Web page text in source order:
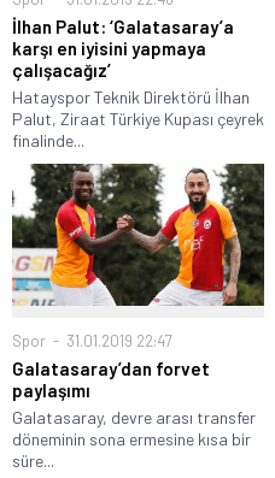
İlhan Palut: ‘Galatasaray’a
karşı en iyisini yapmaya
çalışacağız’
Hatayspor Teknik Direktörü İlhan
Palut, Ziraat Türkiye Kupası çeyrek
finalinde...
Spor 31.01.2019 22:47
Galatasaray’dan forvet
paylaşımı
Galatasaray, devre arası transfer
döneminin sona ermesine kısa bir
süre...